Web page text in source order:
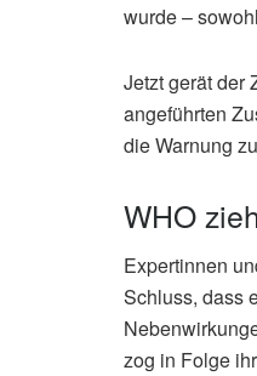
wurde –
Jetzt gerät der
angeführten
die Warnung
WHO
Expertinnen
Schluss, dass
zog in Folge